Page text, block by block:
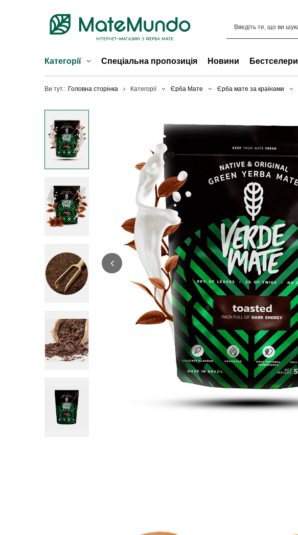
Категорії Спеціальна пропозиція Новини Бестселери
Ви тут.: Головна сторінка Категорії Єрба Мате Єрба мате за країнами